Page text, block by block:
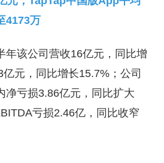
4173万
年该公司营收16亿元，同比增
元，同比增长15.7%；公司
净亏损3.86亿元，同比扩大
亏损2.46亿，同比收窄